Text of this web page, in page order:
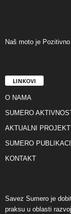
Naš moto je
LINKOVI
O NAMA
SUMERO
AKTUALNI PROJEKTI
SUMERO
KONTAKT
Savez Sumero je
praksu u oblasti